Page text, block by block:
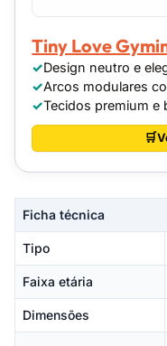
Tiny Love
Design neutro e
Arcos modulares
Tecidos premium e
Ficha técnica
Tipo
Faixa etária
Dimensões